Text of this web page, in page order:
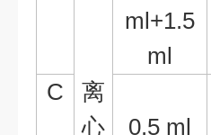
离
心
ml+1.5
ml
C
0.5 ml